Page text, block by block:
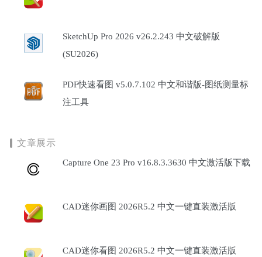
SketchUp Pro 2026 v26.2.243 中文破解版
(SU2026)
PDF快速看图 v5.0.7.102 中文和谐版-图纸测量标
注工具
文章展示
Capture One 23 Pro v16.8.3.3630 中文激活版下载
CAD迷你画图 2026R5.2 中文一键直装激活版
CAD迷你看图 2026R5.2 中文一键直装激活版